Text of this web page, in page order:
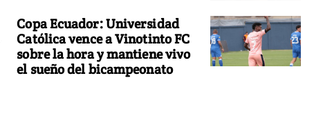
Copa Ecuador: Universidad
Católica vence a Vinotinto FC
sobre la hora y mantiene vivo
el sueño del bicampeonato